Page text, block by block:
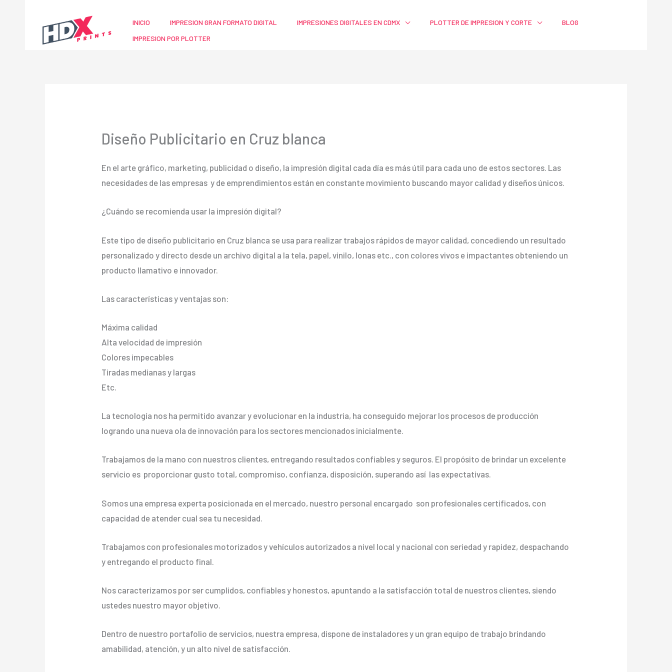
contenido
INICIO IMPRESION GRAN FORMATO DIGITAL IMPRESIONES DIGITALES EN CDMX PLOTTER DE IMPRESION Y CORTE
BLOG
IMPRESION POR PLOTTER
Diseño Publicitario en Cruz blanca
En el arte gráfico, marketing, publicidad o diseño, la impresión digital cada día es más útil para cada uno de estos sectores. Las
necesidades de las empresas y de emprendimientos están en constante movimiento buscando mayor calidad y diseños únicos.
¿Cuándo se recomienda usar la impresión digital?
Este tipo de diseño publicitario en Cruz blanca se usa para realizar trabajos rápidos de mayor calidad, concediendo un resultado
personalizado y directo desde un archivo digital a la tela, papel, vinilo, lonas etc., con colores vivos e impactantes obteniendo un
producto llamativo e innovador.
Las características y ventajas son:
Máxima calidad
Alta velocidad de impresión
Colores impecables
Tiradas medianas y largas
Etc.
La tecnología nos ha permitido avanzar y evolucionar en la industria, ha conseguido mejorar los procesos de producción
logrando una nueva ola de innovación para los sectores mencionados inicialmente.
Trabajamos de la mano con nuestros clientes, entregando resultados confiables y seguros. El propósito de brindar un excelente
servicio es proporcionar gusto total, compromiso, confianza, disposición, superando así las expectativas.
Somos una empresa experta posicionada en el mercado, nuestro personal encargado son profesionales certificados, con
capacidad de atender cual sea tu necesidad.
Trabajamos con profesionales motorizados y vehículos autorizados a nivel local y nacional con seriedad y rapidez, despachando
y entregando el producto final.
Nos caracterizamos por ser cumplidos, confiables y honestos, apuntando a la satisfacción total de nuestros clientes, siendo
ustedes nuestro mayor objetivo.
Dentro de nuestro portafolio de servicios, nuestra empresa, dispone de instaladores y un gran equipo de trabajo brindando
amabilidad, atención, y un alto nivel de satisfacción.